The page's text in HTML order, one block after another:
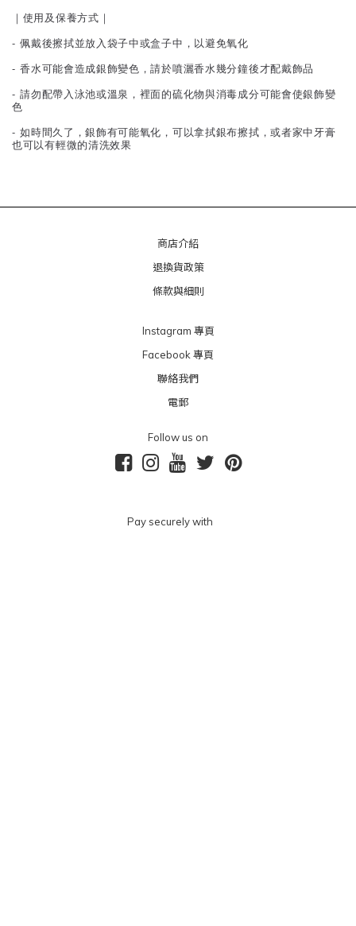
｜使用及保養方式｜
- 佩戴後擦拭並放入袋子中或盒子中，以避免氧化
- 香水可能會造成銀飾變色，請於噴灑香水幾分鐘後才配戴飾品
- 請勿配帶入泳池或溫泉，裡面的硫化物與消毒成分可能會使銀飾變
色
- 如時間久了，銀飾有可能氧化，可以拿拭銀布擦拭，或者家中牙膏
也可以有輕微的清洗效果
商店介紹
退換貨政策
條款與細則
Instagram 專頁
Facebook 專頁
聯絡我們
電郵
Follow us on
Pay securely with